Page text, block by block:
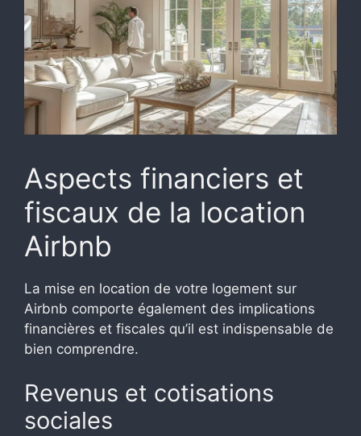
Aspects financiers et
fiscaux de la location
Airbnb
La mise en location de votre logement sur
Airbnb comporte également des implications
financières et fiscales qu’il est indispensable de
bien comprendre.
Revenus et cotisations
sociales